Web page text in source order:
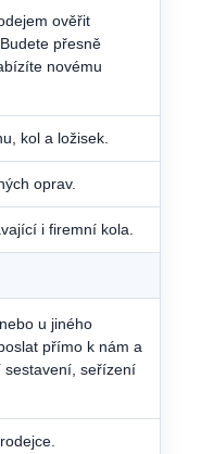
ověřit
přesně
novému
kol a ložisek.
oprav.
i firemní kola.
u jiného
přímo k nám a
sestavení, seřízení